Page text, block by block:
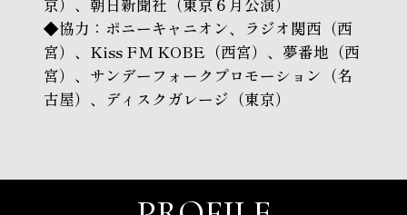
京）、朝日新聞社（東京６月公演）
◆協力：ポニーキャニオン、ラジオ関西（西
宮）、Kiss FM KOBE（西宮）、夢番地（西
宮）、サンデーフォークプロモーション（名
古屋）、ディスクガレージ（東京）